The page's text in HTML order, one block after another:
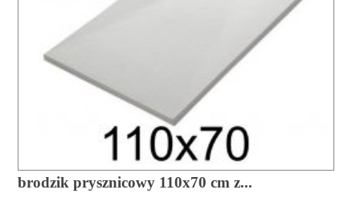
brodzik prysznicowy 110x70 cm z...